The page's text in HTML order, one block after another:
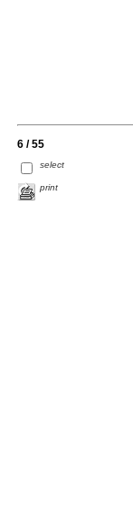
6 / 55
select
print